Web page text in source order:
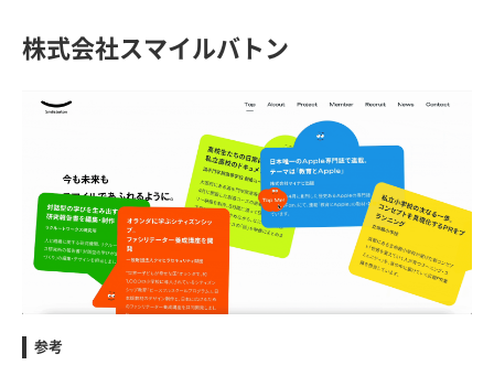
株式会社スマイルバトン
参考